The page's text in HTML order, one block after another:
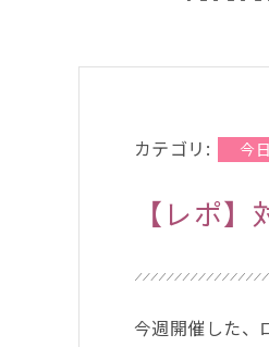
カテゴリ:
今
【レポ
今週開催した、